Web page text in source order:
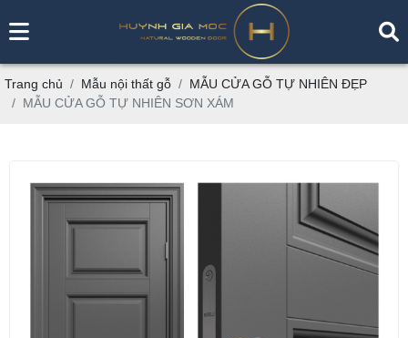
Trang chủ Mẫu nội thất gỗ
MẪU CỬA GỖ TỰ NHIÊN ĐẸP
MẪU CỬA GỖ TỰ NHIÊN SƠN XÁM